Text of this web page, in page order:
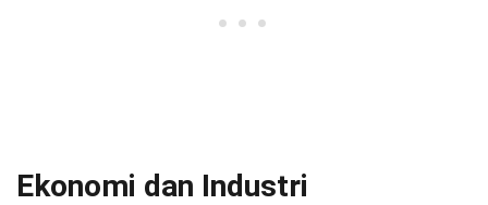
Ekonomi dan Industri